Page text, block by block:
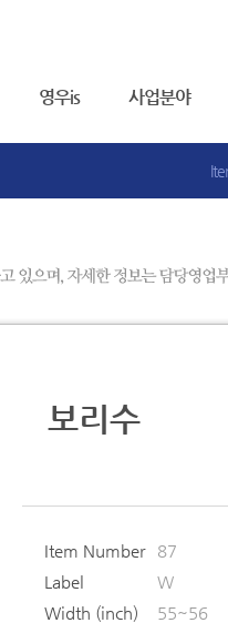
영우is 사업분야
보리수
Item Number
87
Label
W
Width (inch)
55~56